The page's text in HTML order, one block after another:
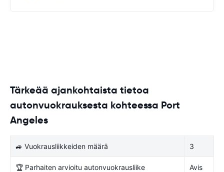
Tärkeää ajankohtaista tietoa
autonvuokrauksesta kohteessa Port
Angeles
🚙 Vuokrausliikkeiden määrä 3
🏆 Parhaiten arvioitu autonvuokrausliike Avis